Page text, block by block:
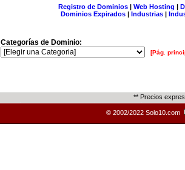
Registro de Dominios| Web Hosting |
Dominios Expirados | Industrias |
Categorías de Dominio:
[Pág.
** Precios
© 2002/2022 Solo10.com